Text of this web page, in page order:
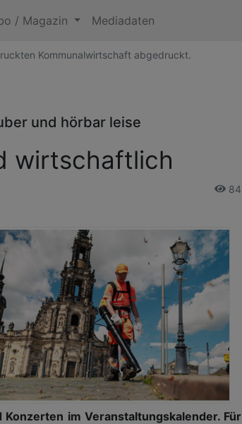
/ Magazin Mediadaten
Kommunalwirtschaft abgedruckt.
und hörbar leise
wirtschaftlich
84
im Veranstaltungskalender. Für